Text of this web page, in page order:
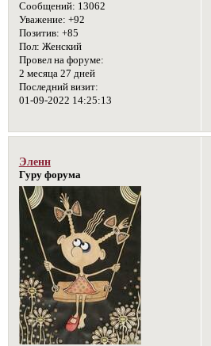
Сообщений: 13062
Уважение: +92
Позитив: +85
Пол: Женский
Провел на форуме:
2 месяца 27 дней
Последний визит:
01-09-2022 14:25:13
Эленн
Гуру форума